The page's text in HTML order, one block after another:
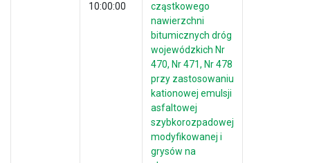
10:00:00
cząstkowego
nawierzchni
bitumicznych dróg
wojewódzkich Nr
470, Nr 471, Nr 478
przy zastosowaniu
kationowej emulsji
asfaltowej
szybkorozpadowej
modyfikowanej i
grysów na